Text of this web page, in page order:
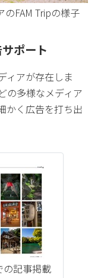
のFAM Tripの様子
ポート
ィアが存在しま
の多様なメディア
かく広告を打ち出
の記事掲載